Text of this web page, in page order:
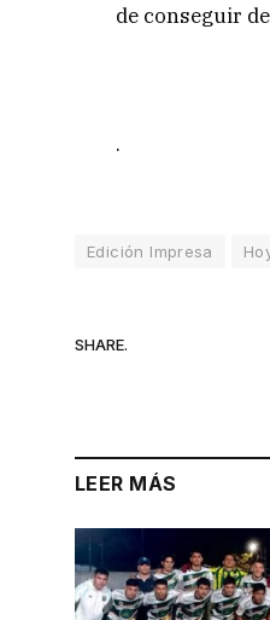
de conseguir
.
Edición Impresa
SHARE.
LEER MÁS